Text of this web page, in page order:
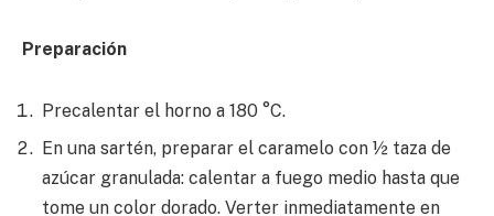
Preparación
Precalentar el horno a 180 °C.
En una sartén, preparar el caramelo con ½ taza de
azúcar granulada: calentar a fuego medio hasta que
tome un color dorado. Verter inmediatamente en